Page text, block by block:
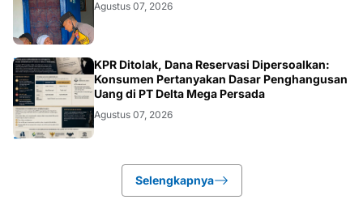
Agustus 07, 2026
HUKUM.DAERAH
KPR Ditolak, Dana Reservasi Dipersoalkan:
Konsumen Pertanyakan Dasar Penghangusan
Uang di PT Delta Mega Persada
Agustus 07, 2026
Selengkapnya